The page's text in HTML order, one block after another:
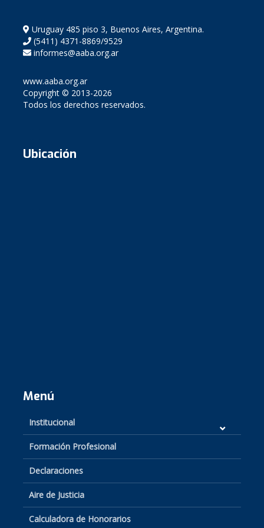
Uruguay 485 piso 3, Buenos Aires, Argentina.
(5411) 4371-8869/9529
informes@aaba.org.ar
www.aaba.org.ar
Copyright © 2013-2026
Todos los derechos reservados.
Ubicación
Menú
Institucional
Formación Profesional
Declaraciones
Aire de Justicia
Calculadora de Honorarios